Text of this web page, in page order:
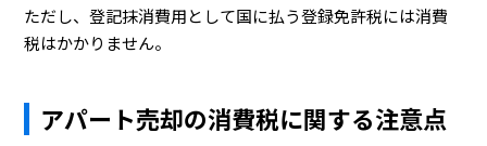
ただし、登記抹消費用として国に払う登録免許税には消費
税はかかりません。
アパート売却の消費税に関する注意点